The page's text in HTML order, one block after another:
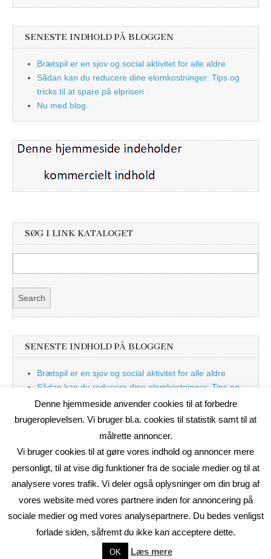
SENESTE INDHOLD PÅ BLOGGEN
Brætspil er en sjov og social aktivitet for alle aldre
Sådan kan du reducere dine elomkostninger: Tips og
tricks til at spare på elprisen
Nu med blog
SØG I LINK KATALOGET
SENESTE INDHOLD PÅ BLOGGEN
Brætspil er en sjov og social aktivitet for alle aldre
Sådan kan du reducere dine elomkostninger: Tips og
tricks til at spare på elprisen
Nu med blog
On2Net Link Katalog
The Magazine Basic Theme bybavotasan.com
Denne hjemmeside anvender cookies til at forbedre
brugeroplevelsen. Vi bruger bl.a. cookies til statistik samt til at
målrette annoncer.
Vi bruger cookies til at gøre vores indhold og annoncer mere
personligt, til at vise dig funktioner fra de sociale medier og til at
analysere vores trafik. Vi deler også oplysninger om din brug af
vores website med vores partnere inden for annoncering på
sociale medier og med vores analysepartnere. Du bedes venligst
forlade siden, såfremt du ikke kan acceptere dette.
OK Læs mere